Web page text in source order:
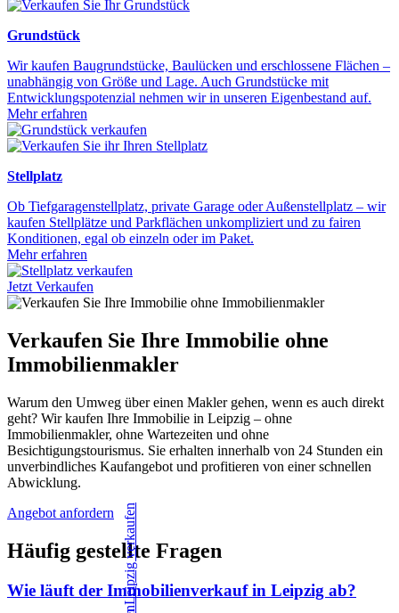
Grundstück
Wir kaufen Baugrundstücke, Baulücken und erschlossene Flächen –
unabhängig von Größe und Lage. Auch Grundstücke mit
Entwicklungspotenzial nehmen wir in unseren Eigenbestand auf.
Mehr erfahren
Stellplatz
Ob Tiefgaragenstellplatz, private Garage oder Außenstellplatz – wir
kaufen Stellplätze und Parkflächen unkompliziert und zu fairen
Konditionen, egal ob einzeln oder im Paket.
Mehr erfahren
Jetzt Verkaufen
Verkaufen Sie Ihre Immobilie ohne
Immobilienmakler
Warum den Umweg über einen Makler gehen, wenn es auch direkt
geht? Wir kaufen Ihre Immobilie in Leipzig – ohne
Immobilienmakler, ohne Wartezeiten und ohne
Besichtigungstourismus. Sie erhalten innerhalb von 24 Stunden ein
unverbindliches Kaufangebot und profitieren von einer schnellen
Abwicklung.
Angebot anfordern
Häufig gestellte Fragen
Wie läuft der Immobilienverkauf in Leipzig ab?